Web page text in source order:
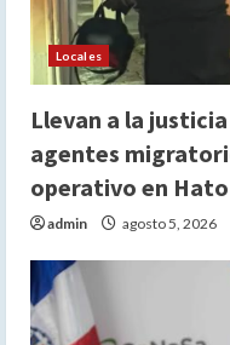
Locales
Llevan a la
agentes
operativo en
admin agosto 5, 2026